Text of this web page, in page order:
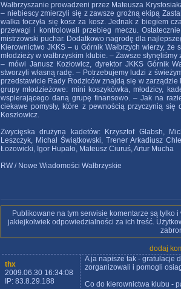
Wałbrzyszanie prowadzeni przez Mateusza
– niebiescy zmierzyli się z zawsze groźną ekipą
walka toczyła się kosz za kosz. Jednak z biegiem
przewagi i kontrolowali przebieg meczu.
mistrzowski puchar. Dodatkowo nagrodę dla
Kierownictwo JKKS – u Górnik Wałbrzych wierzy,
młodzieży w wałbrzyskim klubie. – Zawsze
– mówi Janusz Kozłowicz, dyrektor JKKS Górnik
stworzyli własną radę. – Potrzebujemy ludzi z
przedstawicie Rady Rodziców znajdą się w
grupy młodzieżowe: mini koszykówka, młodzicy,
wspierającego daną grupę finansowo. – Jak na
ciekawe pomysły, które z pewnością przyczynią
Koszłowicz.
Zwycięska drużyna kadetów: Krzysztof Glabsh,
Leszczyk, Michał Świątkowski, Trener Arkadiusz
Łozowicki, Igor Hupało, Mateusz Ciuruś, Artur Mucha
RW / Nowe Wiadomości Wałbrzyskie
Publikowane na tym serwisie komentarze są tylko
jakiejkolwiek odpowiedzialności za ich treść.
dodaj
thx
2009.06.30 16:34:08
IP: 83.8.29.188
A ja napisze tak - gratulacje
zorganizowali i pomogli
Co do kierownictwa klubu -